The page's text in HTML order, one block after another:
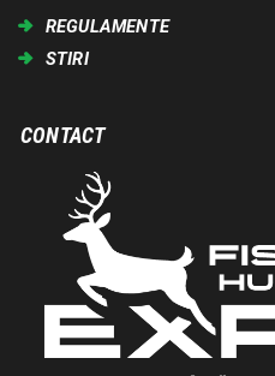
REGULAMENTE
STIRI
CONTACT